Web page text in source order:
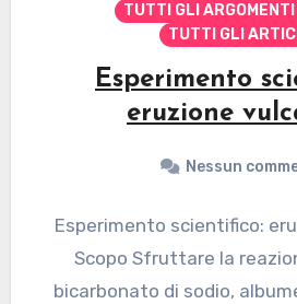
TUTTI GLI
TUTTI GLI
Esperimento
eruzione
Nessun
Esperimento scientifico:
Scopo Sfruttare la
bicarbonato di sodio,